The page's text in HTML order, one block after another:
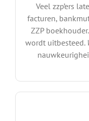
Veel zzp’ers
facturen,
ZZP
wordt uitbesteed.